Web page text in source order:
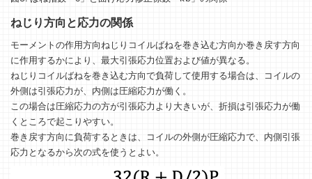
ねじり方向と応力の関係
モーメントの作用方向ねじりコイルばねを巻き込む方向か巻き戻す方向
に作用するかにより、最大引張応力位置および値が異なる。
ねじりコイルばねを巻き込む方向で負荷して使用する場合は、コイルの
外側は引張応力が、内側は圧縮応力が働く。
この場合は圧縮応力の方が引張応力より大きいが、折損は引張応力が働
くところで起こりやすい。
巻き戻す方向に負荷するときは、コイルの外側が圧縮応力で、内側引張
応力となるから次の式を使うとよい。